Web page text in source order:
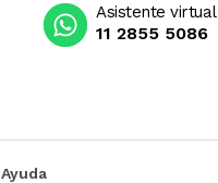
Asistente virtual
11 2855 5086
Ayuda